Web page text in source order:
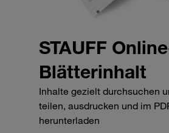
STAUFF
Blätterinhalt
Inhalte gezielt durchsuchen
teilen, ausdrucken und im
herunterladen